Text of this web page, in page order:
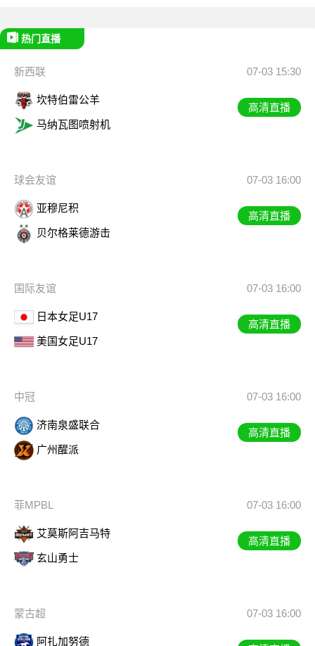
热门直播
新西联 07-03 15:30
坎特伯雷公羊
马纳瓦图喷射机
高清直播
球会友谊 07-03 16:00
亚穆尼积
贝尔格莱德游击
高清直播
国际友谊 07-03 16:00
日本女足U17
美国女足U17
高清直播
中冠 07-03 16:00
济南泉盛联合
广州醒派
高清直播
菲MPBL 07-03 16:00
艾莫斯阿吉马特
玄山勇士
高清直播
蒙古超 07-03 16:00
阿扎加努德